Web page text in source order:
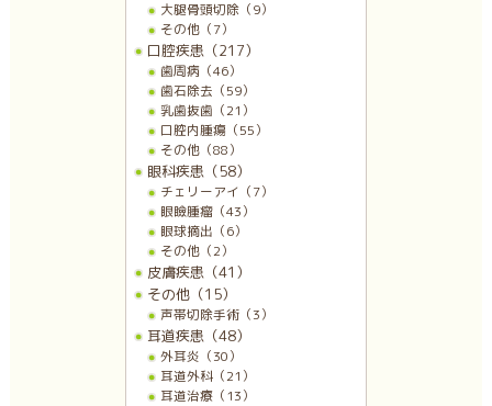
大腿骨頭切除（9）
その他（7）
口腔疾患（217）
歯周病（46）
歯石除去（59）
乳歯抜歯（21）
口腔内腫瘍（55）
その他（88）
眼科疾患（58）
チェリーアイ（7）
眼瞼腫瘤（43）
眼球摘出（6）
その他（2）
皮膚疾患（41）
その他（15）
声帯切除手術（3）
耳道疾患（48）
外耳炎（30）
耳道外科（21）
耳道治療（13）